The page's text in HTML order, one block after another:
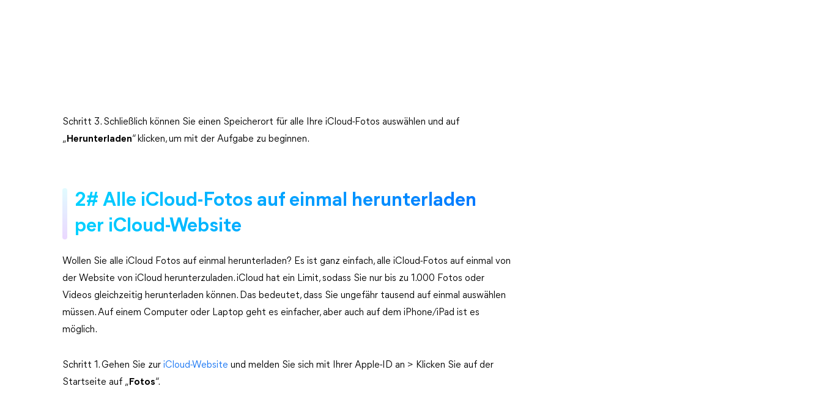
Schritt 3. Schließlich können Sie einen Speicherort für alle Ihre iCloud-Fotos auswählen und auf
„ Herunterladen“ klicken, um mit der Aufgabe zu beginnen.
2# Alle iCloud-Fotos auf einmal herunterladen
per iCloud-Website
Wollen Sie alle iCloud Fotos auf einmal herunterladen? Es ist ganz einfach, alle iCloud-Fotos auf einmal von
der Website von iCloud herunterzuladen. iCloud hat ein Limit, sodass Sie nur bis zu 1.000 Fotos oder
Videos gleichzeitig herunterladen können. Das bedeutet, dass Sie ungefähr tausend auf einmal auswählen
müssen. Auf einem Computer oder Laptop geht es einfacher, aber auch auf dem iPhone/iPad ist es
möglich.
Schritt 1. Gehen Sie zur iCloud-Website und melden Sie sich mit Ihrer Apple-ID an > Klicken Sie auf der
Startseite auf „ Fotos“.